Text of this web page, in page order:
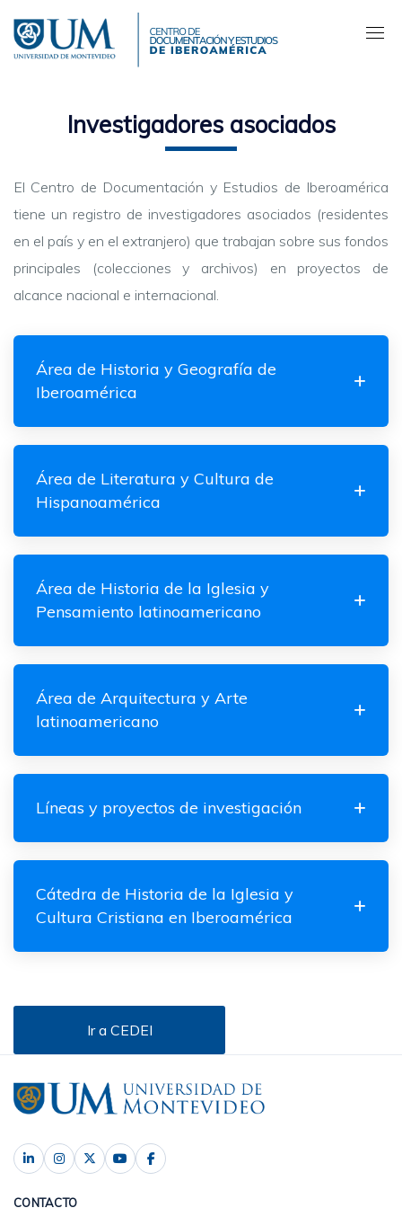
contenido
principal
Investigadores asociados
El Centro de Documentación y Estudios de Iberoamérica
tiene un registro de investigadores asociados (residentes
en el país y en el extranjero) que trabajan sobre sus fondos
principales (colecciones y archivos) en proyectos de
alcance nacional e internacional.
Área de Historia y Geografía de
Iberoamérica
Área de Literatura y Cultura de
Hispanoamérica
Área de Historia de la Iglesia y
Pensamiento latinoamericano
Área de Arquitectura y Arte
latinoamericano
Líneas y proyectos de investigación
Cátedra de Historia de la Iglesia y
Cultura Cristiana en Iberoamérica
Ir a CEDEI
CONTACTO